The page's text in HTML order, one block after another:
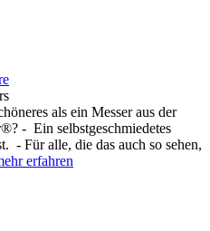
als ein Messer aus der
- Ein selbstgeschmiedetes
- Für alle, die das auch so sehen,
erfahren